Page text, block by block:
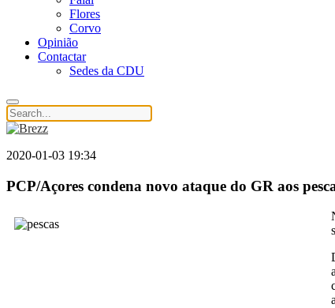
Flores
Corvo
Opinião
Contactar
Sedes da CDU
2020-01-03 19:34
PCP/Açores condena novo ataque do GR aos